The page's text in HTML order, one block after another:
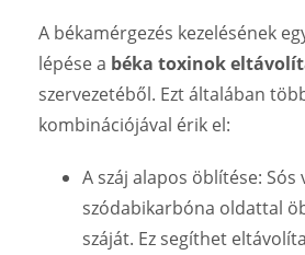
A békamérgezés kezelésének
lépése a béka toxinok
szervezetéből. Ezt általában
kombinációjával érik el:
A száj alapos öblítése: Sós
szódabikarbóna oldattal
száját. Ez segíthet